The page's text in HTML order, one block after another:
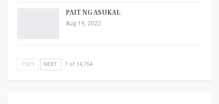
PAIT NG ASUKAL
Aug 19, 2022
PREV NEXT 1 of 14,754